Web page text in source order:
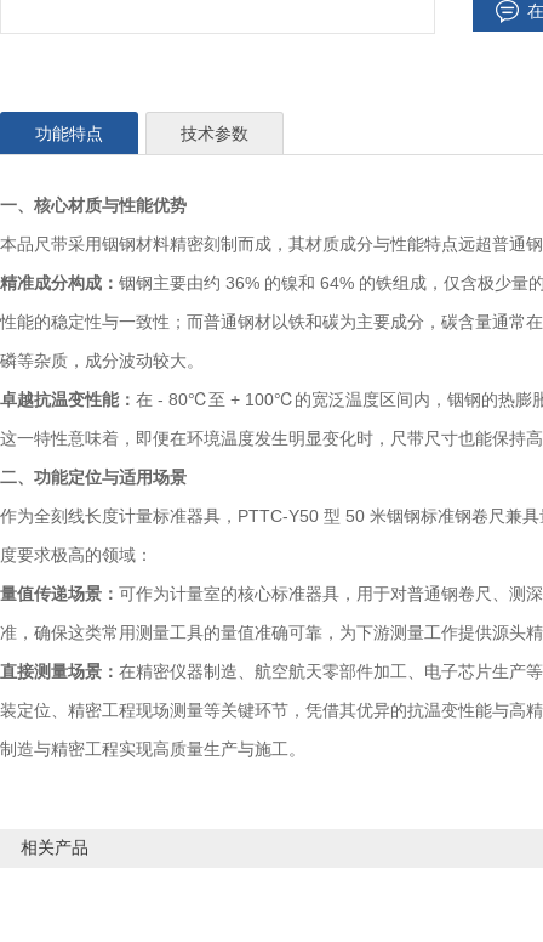
功能特点 技术参数
一、核心材质与性能优势
本品尺带采用铟钢材料精密刻制而成，其材质成分与性能特点远超普通
精准成分构成： 铟钢主要由约 36% 的镍和 64% 的铁组成，仅含极少量
性能的稳定性与一致性；而普通钢材以铁和碳为主要成分，碳含量通常
磷等杂质，成分波动较大。
卓越抗温变性能： 在 - 80℃至 + 100℃的宽泛温度区间内，铟钢的热膨
这一特性意味着，即便在环境温度发生明显变化时，尺带尺寸也能保持
二、功能定位与适用场景
作为全刻线长度计量标准器具，PTTC-Y50 型 50 米铟钢标准钢卷尺兼
度要求极高的领域：
量值传递场景： 可作为计量室的核心标准器具，用于对普通钢卷尺、测
准，确保这类常用测量工具的量值准确可靠，为下游测量工作提供源头
直接测量场景： 在精密仪器制造、航空航天零部件加工、电子芯片生产
装定位、精密工程现场测量等关键环节，凭借其优异的抗温变性能与高
制造与精密工程实现高质量生产与施工。
相关产品